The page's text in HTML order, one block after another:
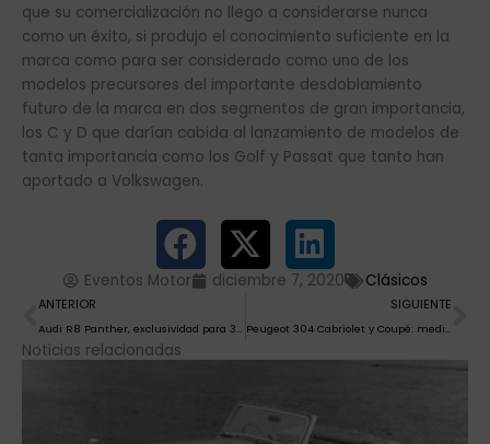
que su comercialización no llego a considerarse nunca
como un éxito, si produjo el conocimiento suficiente en la
marca como para ser considerado como uno de los
modelos precursores del importante desdoblamiento
futuro de la marca en dos segmentos de gran importancia,
los C y D que darían cabida al lanzamiento de modelos de
tanta importancia como los Golf y Passat que tanto han
aportado a Volkswagen.
Eventos Motor diciembre 7, 2020 Clásicos
Ant
ANTERIOR
Audi R8 Panther, exclusividad para 30 afortunados
SIGUIENTE
Peugeot 304 Cabriolet y Coupé: medio siglo en la carretera
Noticias relacionadas